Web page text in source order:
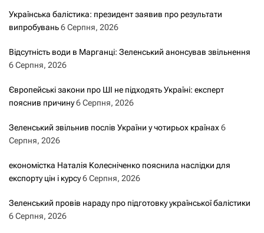
Українська балістика: президент заявив про результати
випробувань6 Серпня, 2026
Відсутність води в Марганці: Зеленський анонсував звільнення
6 Серпня, 2026
Європейські закони про ШІ не підходять Україні: експерт
пояснив причину6 Серпня, 2026
Зеленський звільнив послів України у чотирьох країнах 6
Серпня, 2026
економістка Наталія Колесніченко пояснила наслідки для
експорту цін і курсу6 Серпня, 2026
Зеленський провів нараду про підготовку української балістики
6 Серпня, 2026